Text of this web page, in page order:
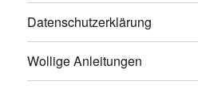
Datenschutzerklärung
Wollige Anleitungen